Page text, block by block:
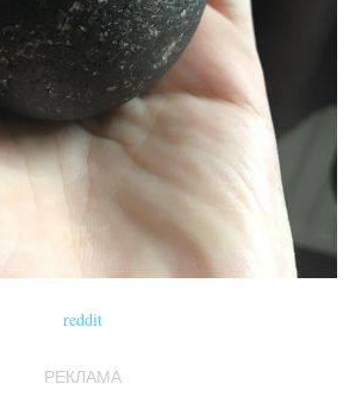
reddit
РЕКЛАМА